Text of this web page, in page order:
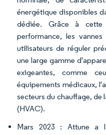
énergétique disponibles
dédiée. Grâce à
performance, les
utilisateurs de réguler
une large gamme
exigeantes, comme
équipements médicaux,
secteurs du chauffage,
(HVAC).
Mars 2023 : Attune a